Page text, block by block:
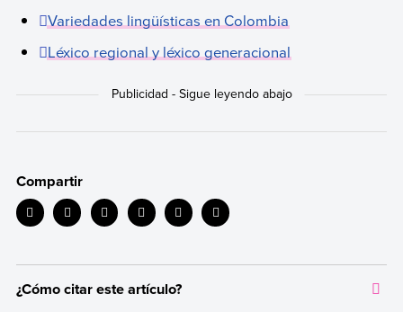
Variedades lingüísticas en Colombia
Léxico regional y léxico generacional
Compartir
¿Cómo citar este artículo?